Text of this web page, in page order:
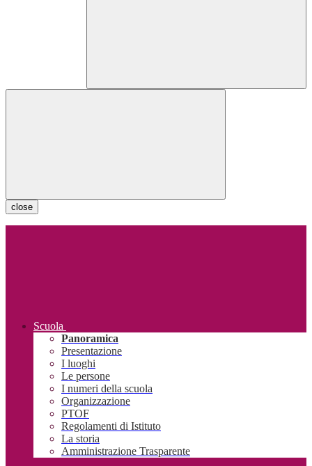
close
Scuola
Panoramica
Presentazione
I luoghi
Le persone
I numeri della scuola
Organizzazione
PTOF
Regolamenti di Istituto
La storia
Amministrazione Trasparente